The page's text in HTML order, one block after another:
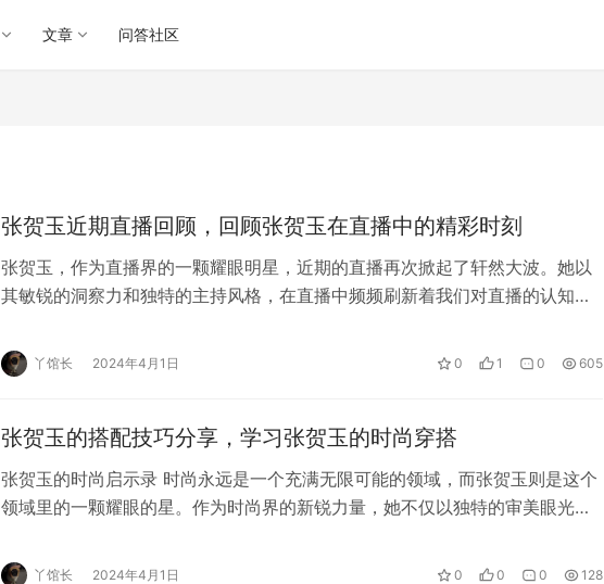
文章 问答社区
张贺玉近期直播回顾，回顾张贺玉在直播中的精彩时刻
张贺玉，作为直播界的一颗耀眼明星，近期的直播再次掀起了轩然大波。她以
其敏锐的洞察力和独特的主持风格，在直播中频频刷新着我们对直播的认知。
丫馆长 2024年4月1日 0 1 0 605
张贺玉的搭配技巧分享，学习张贺玉的时尚穿搭
张贺玉的时尚启示录 时尚永远是一个充满无限可能的领域，而张贺玉则是这个
领域里的一颗耀眼的星。作为时尚界的新锐力量，她不仅以独特的审美眼光赢
丫馆长 2024年4月1日 0 0 0 128